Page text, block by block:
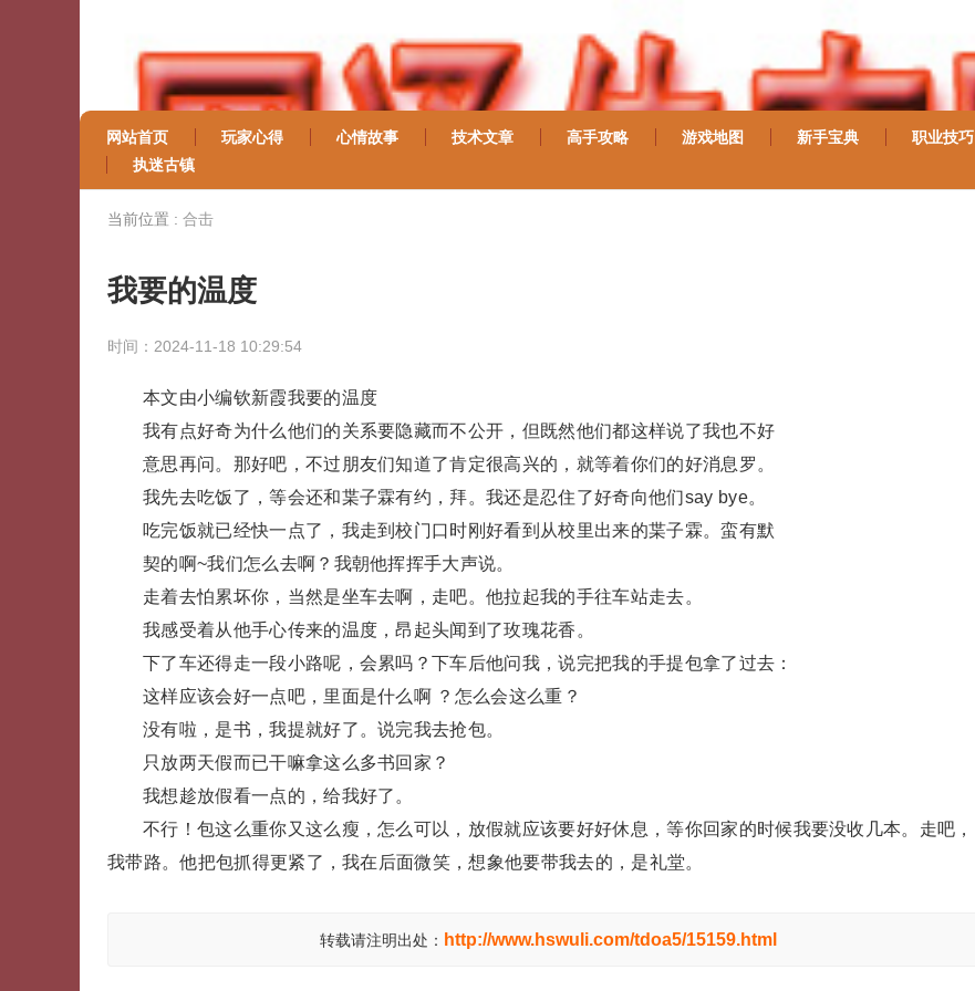
网站首页 玩家心得 心情故事 技术文章 高手攻略 游戏地图 新手宝典 职业技巧
执迷古镇
当前位置 : 合击
我要的温度
时间：2024-11-18 10:29:54
本文由小编钦新霞我要的温度
我有点好奇为什么他们的关系要隐藏而不公开，但既然他们都这样说了我也不好
意思再问。那好吧，不过朋友们知道了肯定很高兴的，就等着你们的好消息罗。
我先去吃饭了，等会还和枼子霖有约，拜。我还是忍住了好奇向他们say bye。
吃完饭就已经快一点了，我走到校门口时刚好看到从校里出来的枼子霖。蛮有默
契的啊~我们怎么去啊？我朝他挥挥手大声说。
走着去怕累坏你，当然是坐车去啊，走吧。他拉起我的手往车站走去。
我感受着从他手心传来的温度，昂起头闻到了玫瑰花香。
下了车还得走一段小路呢，会累吗？下车后他问我，说完把我的手提包拿了过去：
这样应该会好一点吧，里面是什么啊 ？怎么会这么重？
没有啦，是书，我提就好了。说完我去抢包。
只放两天假而已干嘛拿这么多书回家？
我想趁放假看一点的，给我好了。
不行！包这么重你又这么瘦，怎么可以，放假就应该要好好休息，等你回家的时候我要没收几本。走吧，
我带路。他把包抓得更紧了，我在后面微笑，想象他要带我去的，是礼堂。
转载请注明出处： http://www.hswuli.com/tdoa5/15159.html